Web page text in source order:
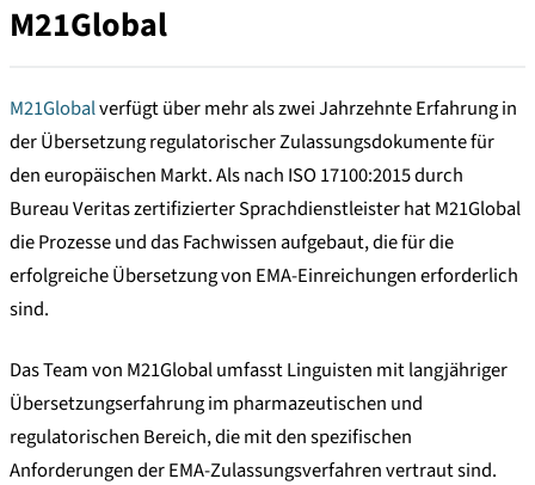
M21Global
M21Globalverfügt über mehr als zwei Jahrzehnte Erfahrung in
der Übersetzung regulatorischer Zulassungsdokumente für
den europäischen Markt. Als nach ISO 17100:2015 durch
Bureau Veritas zertifizierter Sprachdienstleister hat M21Global
die Prozesse und das Fachwissen aufgebaut, die für die
erfolgreiche Übersetzung von EMA-Einreichungen erforderlich
sind.
Das Team von M21Global umfasst Linguisten mit langjähriger
Übersetzungserfahrung im pharmazeutischen und
regulatorischen Bereich, die mit den spezifischen
Anforderungen der EMA-Zulassungsverfahren vertraut sind.